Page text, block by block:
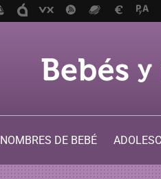
NOMBRES DE BEBÉ